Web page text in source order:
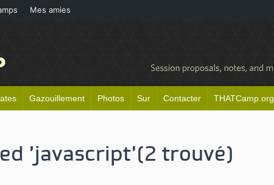
Gazouillement Photos Sur Contacter THATCamp.org
'javascript'(2 trouvé)
Mes amies